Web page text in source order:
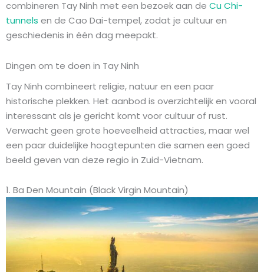
combineren Tay Ninh met een bezoek aan de Cu Chi-
tunnels en de Cao Dai-tempel, zodat je cultuur en
geschiedenis in één dag meepakt.
Dingen om te doen in Tay Ninh
Tay Ninh combineert religie, natuur en een paar
historische plekken. Het aanbod is overzichtelijk en vooral
interessant als je gericht komt voor cultuur of rust.
Verwacht geen grote hoeveelheid attracties, maar wel
een paar duidelijke hoogtepunten die samen een goed
beeld geven van deze regio in Zuid-Vietnam.
1. Ba Den Mountain (Black Virgin Mountain)